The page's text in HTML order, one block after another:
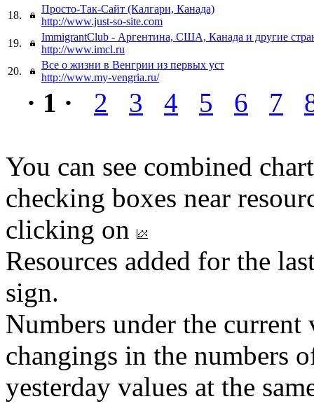
18.
Просто-Так-Сайт (Калгари, Канада)
http://www.just-so-site.com
19.
ImmigrantClub - Аргентина, США, Канада и другие
http://www.imcl.ru
20.
Все о жизни в Венгрии из первых уст
http://www.my-vengria.ru/
· 1 · 2 3 4 5 6 7
You can see combined
checking boxes near
clicking on
Resources added for the
sign.
Numbers under the
changings in the numbers
yesterday values at the